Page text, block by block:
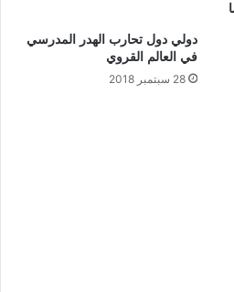
دولي دول تحارب الهدر المدرسي
في العالم القروي
28 سبتمبر 2018